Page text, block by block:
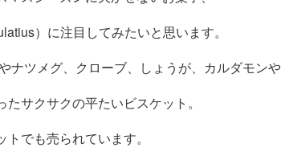
）に注目してみたいと思います。
ナツメグ、クローブ、しょうが、カルダモンや
サクサクの平たいビスケット。
でも売られています。